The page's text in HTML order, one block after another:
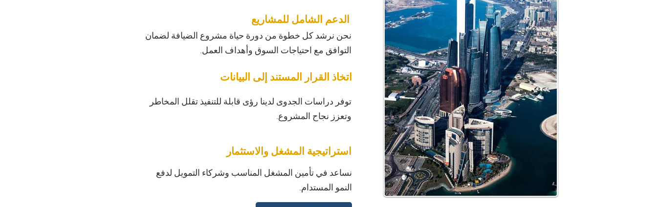
الدعم الشامل للمشاريع
نحن نرشد كل خطوة من دورة حياة مشروع الضيافة لضمان
التوافق مع احتياجات السوق وأهداف العمل.
اتخاذ القرار المستند إلى البيانات
توفر دراسات الجدوى لدينا رؤى قابلة للتنفيذ تقلل المخاطر
وتعزز نجاح المشروع.
استراتيجية المشغل والاستثمار
نساعد في تأمين المشغل المناسب وشركاء التمويل لدفع
النمو المستدام.